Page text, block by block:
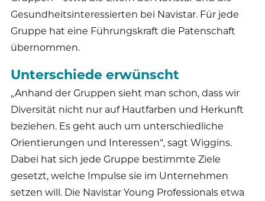
Gesundheitsinteressierten bei Navistar. Für jede
Gruppe hat eine Führungskraft die Patenschaft
übernommen.
Unterschiede erwünscht
„Anhand der Gruppen sieht man schon, dass wir
Diversität nicht nur auf Hautfarben und Herkunft
beziehen. Es geht auch um unterschiedliche
Orientierungen und Interessen“, sagt Wiggins.
Dabei hat sich jede Gruppe bestimmte Ziele
gesetzt, welche Impulse sie im Unternehmen
setzen will. Die Navistar Young Professionals etwa